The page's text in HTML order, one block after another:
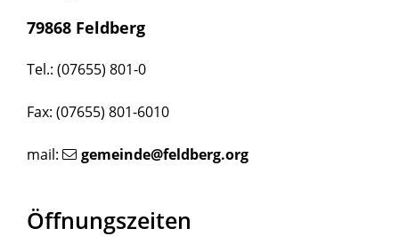
79868 Feldberg
Tel.: (07655) 801-0
Fax: (07655) 801-6010
mail: gemeinde@feldberg.org
Öffnungszeiten